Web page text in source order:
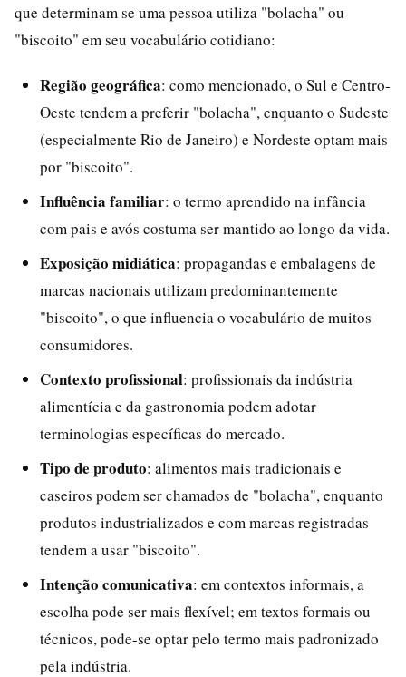
que determinam se uma pessoa utiliza "bolacha" ou
"biscoito" em seu vocabulário cotidiano:
Região geográfica: como mencionado, o Sul e Centro-
Oeste tendem a preferir "bolacha", enquanto o Sudeste
(especialmente Rio de Janeiro) e Nordeste optam mais
por "biscoito".
Influência familiar: o termo aprendido na infância
com pais e avós costuma ser mantido ao longo da vida.
Exposição midiática: propagandas e embalagens de
marcas nacionais utilizam predominantemente
"biscoito", o que influencia o vocabulário de muitos
consumidores.
Contexto profissional: profissionais da indústria
alimentícia e da gastronomia podem adotar
terminologias específicas do mercado.
Tipo de produto: alimentos mais tradicionais e
caseiros podem ser chamados de "bolacha", enquanto
produtos industrializados e com marcas registradas
tendem a usar "biscoito".
Intenção comunicativa: em contextos informais, a
escolha pode ser mais flexível; em textos formais ou
técnicos, pode-se optar pelo termo mais padronizado
pela indústria.